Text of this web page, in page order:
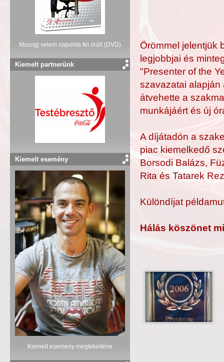
Mozogj velem naponta fél órát! (DVD)
Kiemelt partnerünk
Kiemelt esemény
Kiemelt esemény megtekintése
Örömmel jelentjük
legjobbjai és
"Presenter of the
szavazatai alapján
átvehette a
munkájáért és új
A díjátadón a
piac kiemelkedő
Borsodi Balázs,
Rita és Tatarek
Különdíjat
Hálás köszönet